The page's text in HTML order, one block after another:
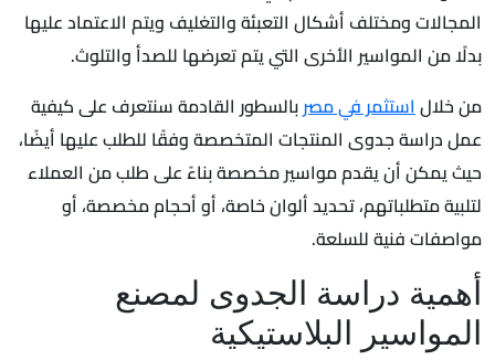
المجالات ومختلف أشكال التعبئة والتغليف ويتم الاعتماد عليها
بدلًا من المواسير الأخرى التي يتم تعرضها للصدأ والتلوث.
من خلالاستثمر في مصربالسطور القادمة سنتعرف على كيفية
عمل دراسة جدوى المنتجات المتخصصة وفقًا للطلب عليها أيضًا،
حيث يمكن أن يقدم مواسير مخصصة بناءً على طلب من العملاء
لتلبية متطلباتهم، تحديد ألوان خاصة، أو أحجام مخصصة، أو
مواصفات فنية للسلعة.
أهمية دراسة الجدوى لمصنع
المواسير البلاستيكية